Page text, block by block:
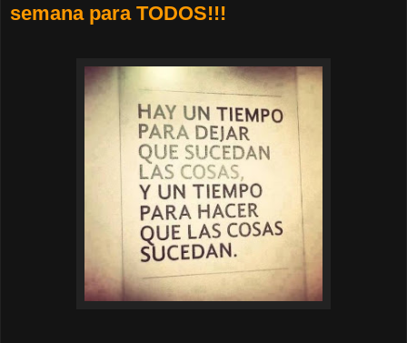
semana para TODOS!!!